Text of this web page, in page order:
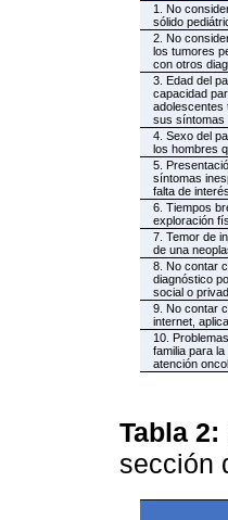
1. No
sólido
2. No
los tumores
con otros
3. Edad del
capacidad
adolescentes
sus síntomas
4. Sexo del
los hombres
5.
síntomas
falta de
6. Tiempos
exploración
7. Temor de
de una
8. No contar
diagnóstico
social o
9. No contar
internet,
10.
familia para
atención
Tabla 2:
sección